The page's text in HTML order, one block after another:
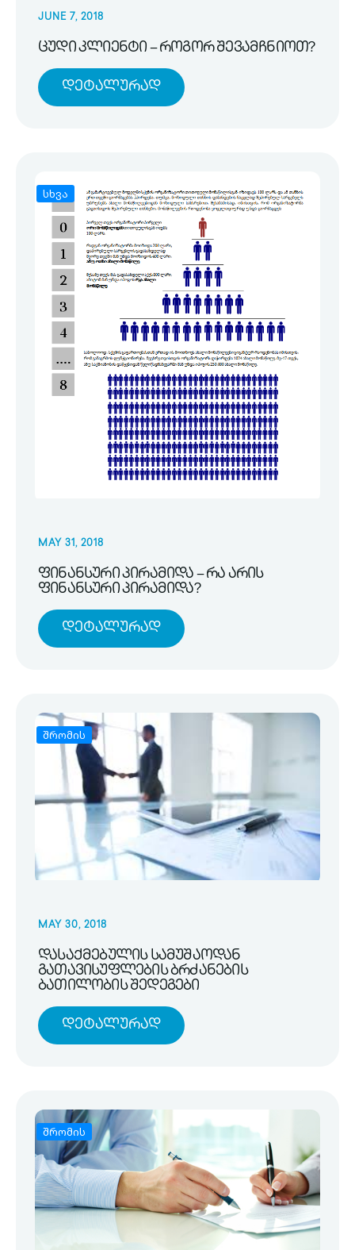
JUNE 7, 2018
ცუდი კლიენტი – როგორ შევამჩნიოთ?
Დეტალურად
სხვა
MAY 31, 2018
ფინანსური პირამიდა – რა არის
ფინანსური პირამიდა?
Დეტალურად
შრომის
MAY 30, 2018
დასაქმებულის სამუშაოდან
გათავისუფლების ბრძანების
ბათილობის შედეგები
Დეტალურად
შრომის